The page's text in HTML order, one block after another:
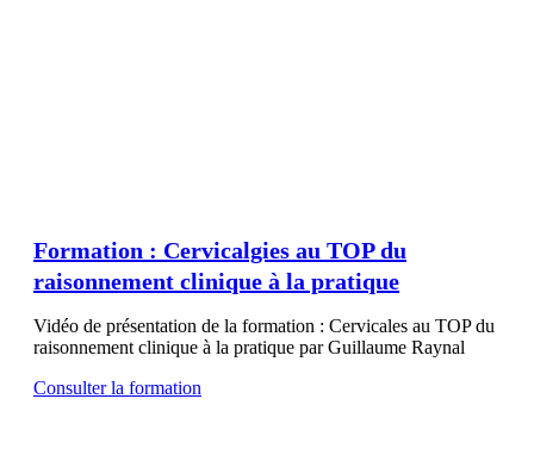
Formation : Cervicalgies au TOP du
raisonnement clinique à la pratique
Vidéo de présentation de la formation : Cervicales au TOP du
raisonnement clinique à la pratique par Guillaume Raynal
Consulter la formation